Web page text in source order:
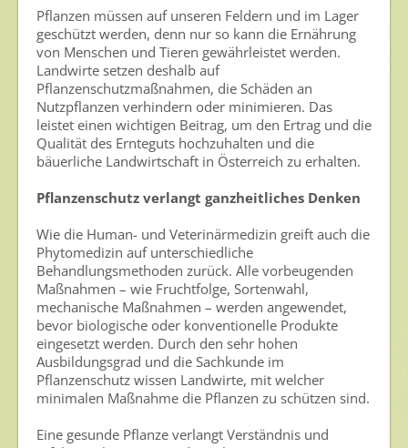
Gesunde Nahrung
Nutzen von Pflanzenschutzmitteln
Sichere Lebensmittel
Zulassung
Gesunde Menschen
Anwenderschutz
Entsorgung von Pflanzenschutzmittel-Leergebinden
Die IGP
Zum Verband
Ansprechpersonen
Pflanzen müssen auf unseren Feldern und im Lager
geschützt werden, denn nur so kann die Ernährung
von Menschen und Tieren gewährleistet werden.
Landwirte setzen deshalb auf
Pflanzenschutzmaßnahmen, die Schäden an
Nutzpflanzen verhindern oder minimieren. Das
leistet einen wichtigen Beitrag, um den Ertrag und die
Qualität des Ernteguts hochzuhalten und die
bäuerliche Landwirtschaft in Österreich zu erhalten.
Pflanzenschutz verlangt ganzheitliches Denken
Wie die Human- und Veterinärmedizin greift auch die
Phytomedizin auf unterschiedliche
Behandlungsmethoden zurück. Alle vorbeugenden
Maßnahmen – wie Fruchtfolge, Sortenwahl,
mechanische Maßnahmen – werden angewendet,
bevor biologische oder konventionelle Produkte
eingesetzt werden. Durch den sehr hohen
Ausbildungsgrad und die Sachkunde im
Pflanzenschutz wissen Landwirte, mit welcher
minimalen Maßnahme die Pflanzen zu schützen sind.
Eine gesunde Pflanze verlangt Verständnis und